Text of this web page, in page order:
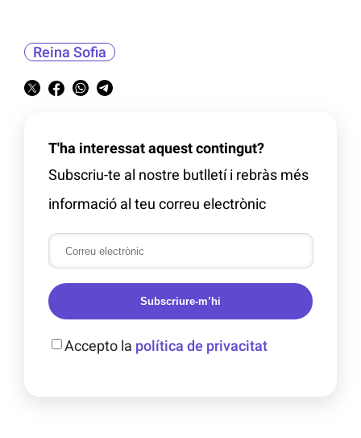
Reina Sofia
T'ha interessat aquest contingut?
Subscriu-te al nostre butlletí i rebràs més
informació al teu correu electrònic
Subscriure-m’hi
Accepto la política de privacitat